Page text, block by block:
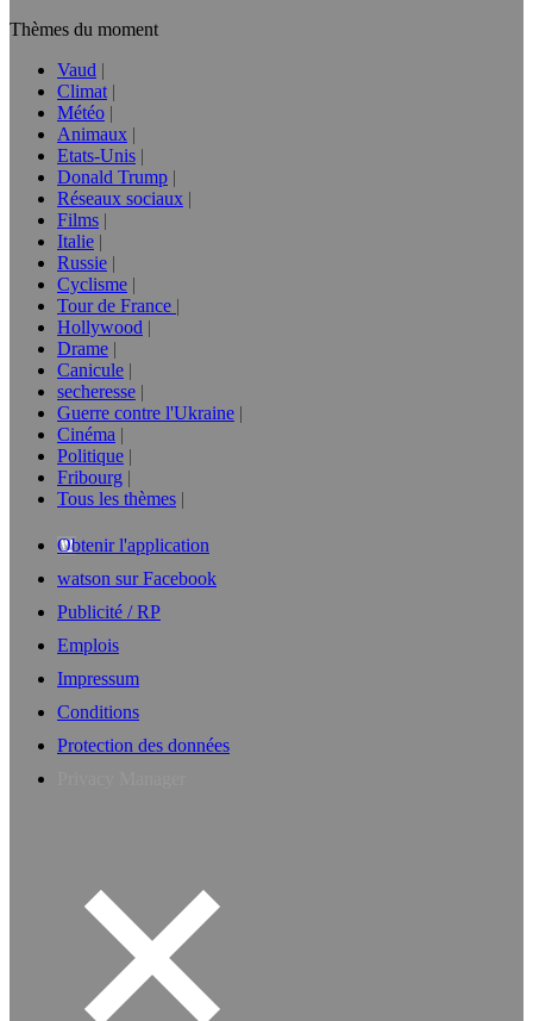
Thèmes du moment
Vaud
Climat
Météo
Animaux
Etats-Unis
Donald Trump
Réseaux sociaux
Films
Italie
Russie
Cyclisme
Tour de France
Hollywood
Drame
Canicule
secheresse
Guerre contre l'Ukraine
Cinéma
Politique
Fribourg
Tous les thèmes
Obtenir l'application
watson sur Facebook
Publicité / RP
Emplois
Impressum
Conditions
Protection des données